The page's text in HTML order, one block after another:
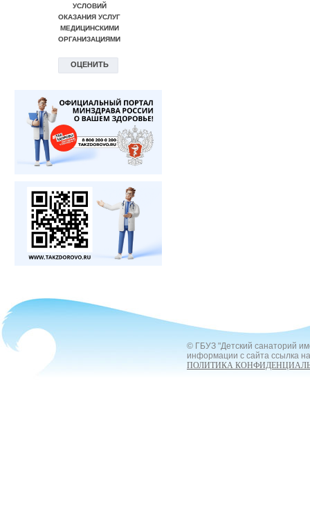
© ГБУЗ "Детский санаторий
информации с сайта ссылка
ПОЛИТИКА